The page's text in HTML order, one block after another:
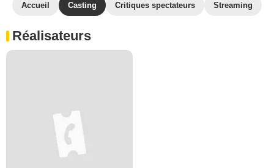
Accueil Casting Critiques spectateurs Streaming
Réalisateurs